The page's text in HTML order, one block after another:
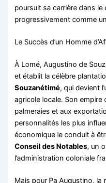
poursuit sa carrière dans le
progressivement comme
Le Succès d’un Homme
À Lomé, Augustino de
et établit la célèbre
Souzanétimé, qui devient
agricole locale. Son empire
palmeraies et aux
personnalités les plus
économique le conduit à
Conseil des Notables, un
l’administration coloniale
Mais pour Pa Augustino, la